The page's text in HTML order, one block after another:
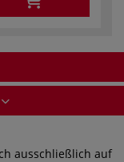
ausschließlich auf